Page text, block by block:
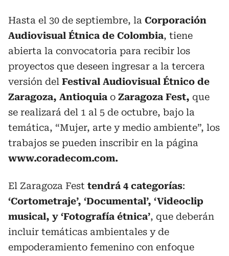
Hasta el 30 de septiembre, la Corporación
Audiovisual Étnica de Colombia, tiene
abierta la convocatoria para recibir los
proyectos que deseen ingresar a la tercera
versión del Festival Audiovisual Étnico de
Zaragoza, Antioquia o Zaragoza Fest, que
se realizará del 1 al 5 de octubre, bajo la
temática, “Mujer, arte y medio ambiente”, los
trabajos se pueden inscribir en la página
www.coradecom.com.
El Zaragoza Fest tendrá 4 categorías:
‘Cortometraje’, ‘Documental’, ‘Videoclip
musical, y ‘Fotografía étnica’, que deberán
incluir temáticas ambientales y de
empoderamiento femenino con enfoque